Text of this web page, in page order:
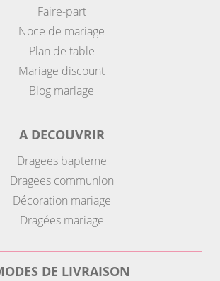
Faire-part
Noce de mariage
Plan de table
Mariage discount
Blog mariage
A DECOUVRIR
Dragees bapteme
Dragees communion
Décoration mariage
Dragées mariage
DE LIVRAISON